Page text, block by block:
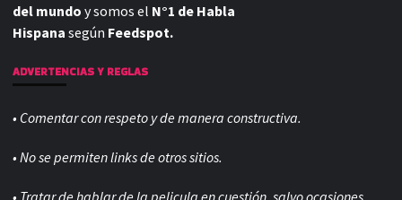
del mundo y somos el N°1 de Habla
Hispana según Feedspot.
ADVERTENCIAS Y REGLAS
• Comentar con respeto y de manera constructiva.
• No se permiten links de otros sitios.
• Tratar de hablar de la pelicula en cuestión, salvo ocasiones